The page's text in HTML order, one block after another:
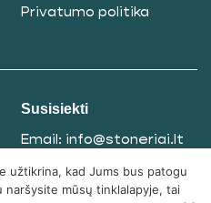
Privatumo politika
Susisiekti
Email: info@stoneriai.lt
Tel. nr.:+37061865771
užtikrina, kad Jums bus patogu
mūsų tinklalapyje, tai